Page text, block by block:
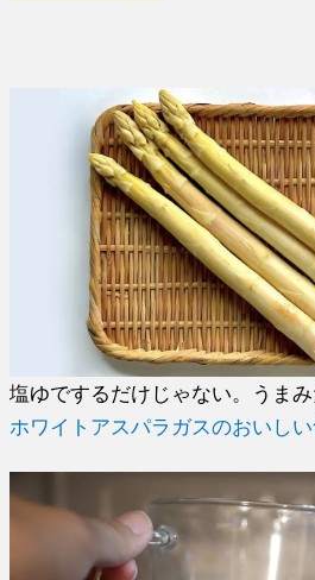
塩ゆでするだけじゃない。うまみ
ホワイトアスパラガスのおいし